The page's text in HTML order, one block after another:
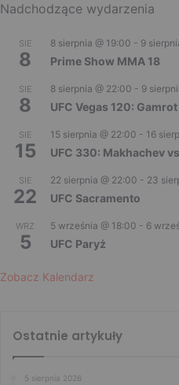
Nadchodzące wydarzenia
SIE
8
8 sierpnia @ 19:00 - 9
Prime Show MMA 18
SIE
8
8 sierpnia @ 22:00 - 9
UFC Vegas 120:
SIE
15
15 sierpnia @ 22:00 - 16
UFC 330: Makhachev
SIE
22
22 sierpnia @ 22:00 - 23
UFC Sacramento
WRZ
5
5 września @ 18:00 - 6
UFC Paryż
Zobacz Kalendarz
Ostatnie artykuły
5 sierpnia 2026